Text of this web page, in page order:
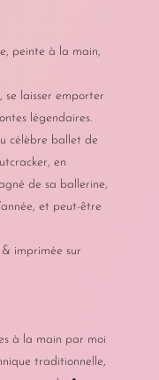
peinte à la main,
se laisser emporter
légendaires.
célèbre ballet de
en
de sa ballerine,
et peut-être
& imprimée sur
à la main par moi
traditionnelle,